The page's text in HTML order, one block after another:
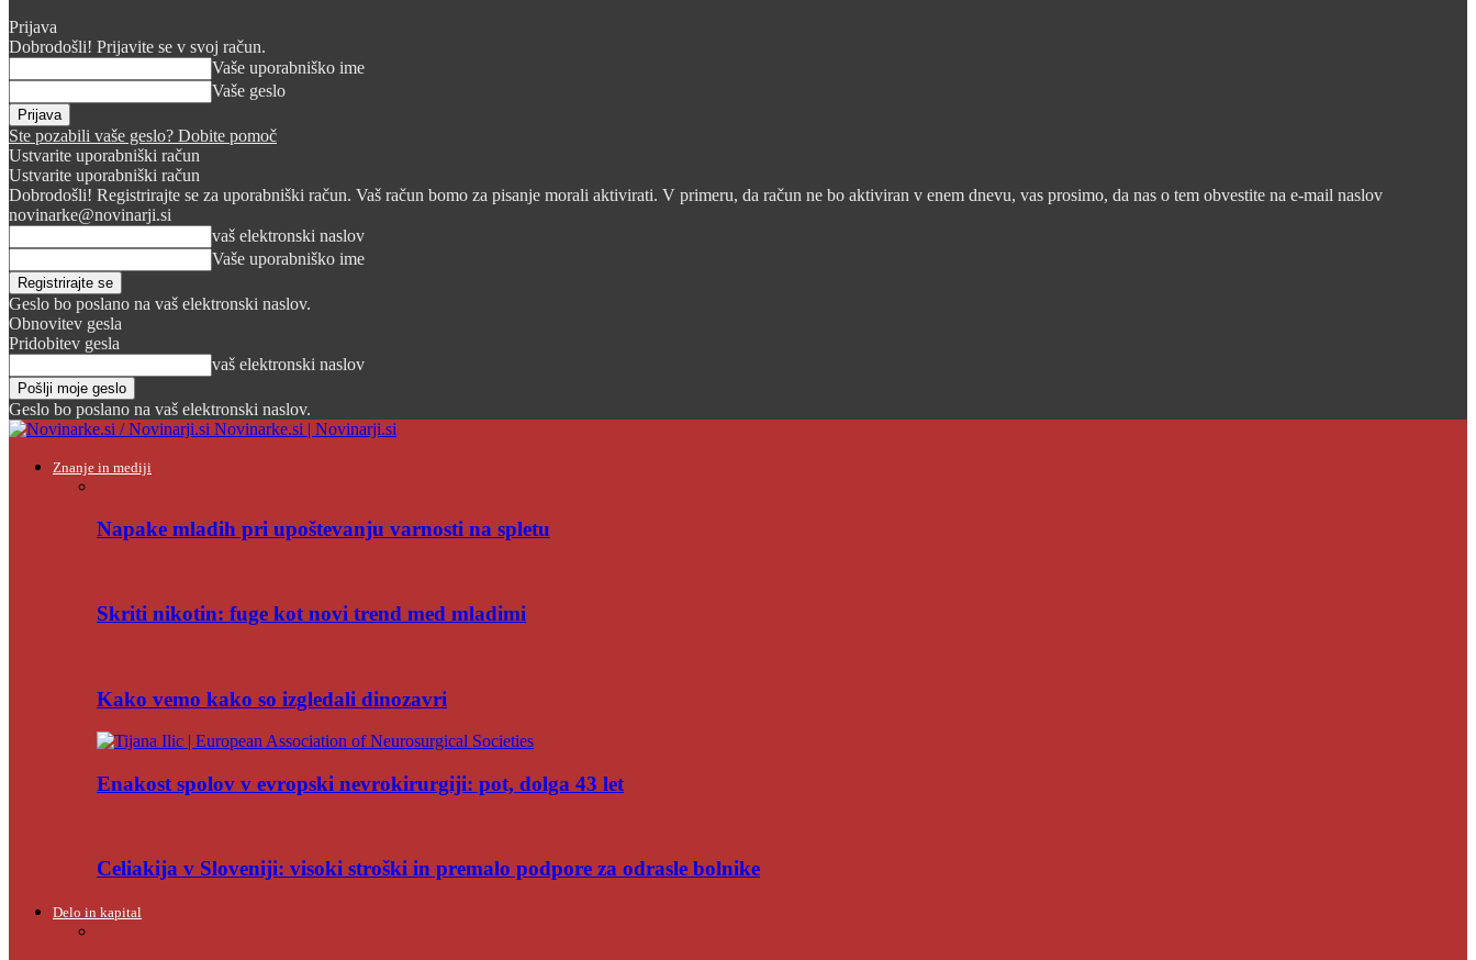
Prijava
Dobrodošli! Prijavite se v svoj račun.
Vaše uporabniško ime
Vaše geslo
Ste pozabili vaše geslo? Dobite pomoč
Ustvarite uporabniški račun
Ustvarite uporabniški račun
Dobrodošli! Registrirajte se za uporabniški račun. Vaš račun bomo za pisanje morali aktivirati. V primeru, da račun ne bo aktiviran v enem dnevu, vas prosimo, da nas o tem obvestite na e-mail naslov
novinarke@novinarji.si
vaš elektronski naslov
Vaše uporabniško ime
Geslo bo poslano na vaš elektronski naslov.
Obnovitev gesla
Pridobitev gesla
vaš elektronski naslov
Geslo bo poslano na vaš elektronski naslov.
Novinarke.si | Novinarji.si
Znanje in mediji
Napake mladih pri upoštevanju varnosti na spletu
Skriti nikotin: fuge kot novi trend med mladimi
Kako vemo kako so izgledali dinozavri
Enakost spolov v evropski nevrokirurgiji: pot, dolga 43 let
Celiakija v Sloveniji: visoki stroški in premalo podpore za odrasle bolnike
Delo in kapital